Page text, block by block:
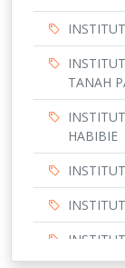
TANAH
HABIBIE